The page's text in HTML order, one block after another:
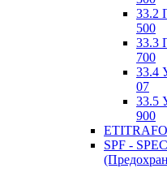
33.2
500
33.3
700
33.4
07
33.5
900
SPF -